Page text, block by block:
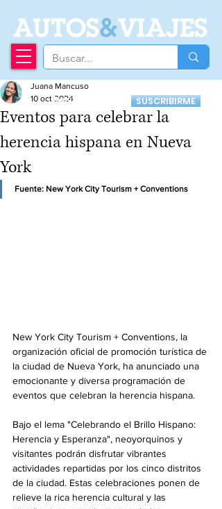
AUTOS&VIAJES
Recibí nuestro SUSCRIBIRME
Eventos para celebrar la
herencia hispana en Nueva
York
Juana Mancuso
10 oct 2024
Fuente: New York City Tourism + Conventions
New York City Tourism + Conventions, la
organización oficial de promoción turística de
la ciudad de Nueva York, ha anunciado una
emocionante y diversa programación de
eventos que celebran la herencia hispana.
Bajo el lema "Celebrando el Brillo Hispano:
Herencia y Esperanza", neoyorquinos y
visitantes podrán disfrutar vibrantes
actividades repartidas por los cinco distritos
de la ciudad. Estas celebraciones ponen de
relieve la rica herencia cultural y las